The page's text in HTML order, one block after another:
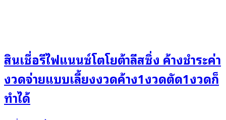
สินเชื่อรีไฟแนนซ์โตโยต้าลีสซิ่ง ค้างชำระค่า
งวดจ่ายแบบเลี้ยงงวดค้าง1งวดตัด1งวดก็
ทำได้